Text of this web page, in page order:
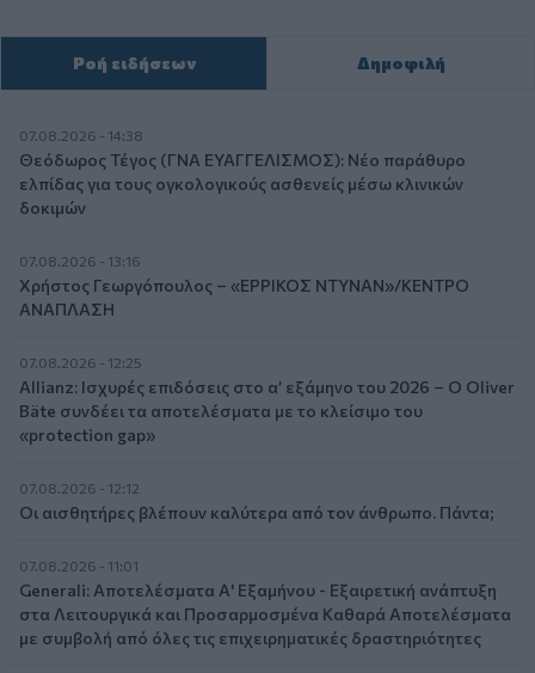
Ροή ειδήσεων Δημοφιλή
07.08.2026 - 14:38
Θεόδωρος Τέγος (ΓΝΑ ΕΥΑΓΓΕΛΙΣΜΟΣ): Νέο παράθυρο
ελπίδας για τους ογκολογικούς ασθενείς μέσω κλινικών
δοκιμών
07.08.2026 - 13:16
Χρήστος Γεωργόπουλος – «ΕΡΡΙΚΟΣ ΝΤΥΝΑΝ»/ΚΕΝΤΡΟ
ΑΝΑΠΛΑΣΗ
07.08.2026 - 12:25
Allianz: Ισχυρές επιδόσεις στο α’ εξάμηνο του 2026 – Ο Oliver
Bäte συνδέει τα αποτελέσματα με το κλείσιμο του
«protection gap»
07.08.2026 - 12:12
Οι αισθητήρες βλέπουν καλύτερα από τον άνθρωπο. Πάντα;
07.08.2026 - 11:01
Generali: Αποτελέσματα Α' Εξαμήνου - Εξαιρετική ανάπτυξη
στα Λειτουργικά και Προσαρμοσμένα Καθαρά Αποτελέσματα
με συμβολή από όλες τις επιχειρηματικές δραστηριότητες